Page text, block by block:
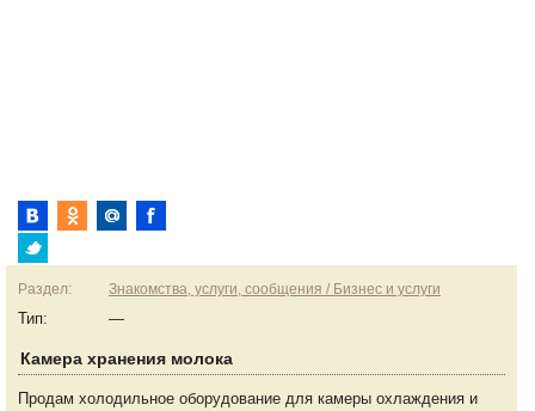
Раздел: Знакомства, услуги, сообщения / Бизнес и услуги
Тип: —
Камера хранения молока
Продам холодильное оборудование для камеры охлаждения и